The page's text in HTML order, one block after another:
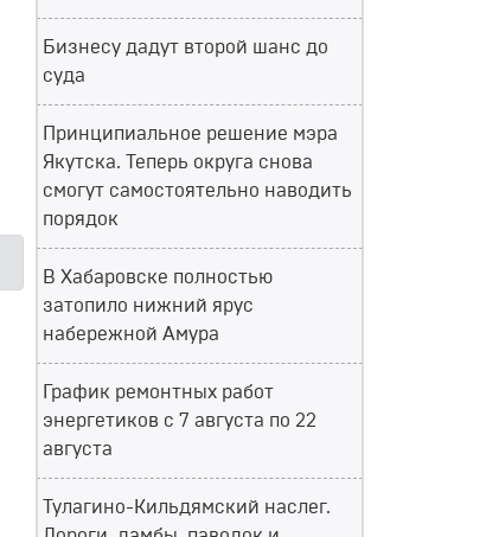
Бизнесу дадут второй шанс до
суда
Принципиальное решение мэра
Якутска. Теперь округа снова
смогут самостоятельно наводить
порядок
В Хабаровске полностью
затопило нижний ярус
набережной Амура
График ремонтных работ
энергетиков с 7 августа по 22
августа
Тулагино-Кильдямский наслег.